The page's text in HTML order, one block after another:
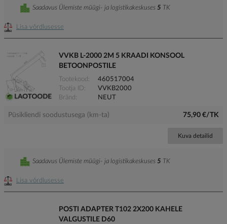
Lisa võrdlusesse
Saadavus Ülemiste müügi- ja logistikakeskuses 5 TK
VVKB L-2000 2M 5 KRAADI KONSOOL
BETOONPOSTILE
Tootekood
460517004
Tootja ID
VVKB2000
Bränd
NEUT
Püsikliendi soodustusega (km-ta) 75,90 €/TK
Kuva detailid
Lisa võrdlusesse
Saadavus Ülemiste müügi- ja logistikakeskuses 5 TK
POSTI ADAPTER T102 2X200 KAHELE
VALGUSTILE D60